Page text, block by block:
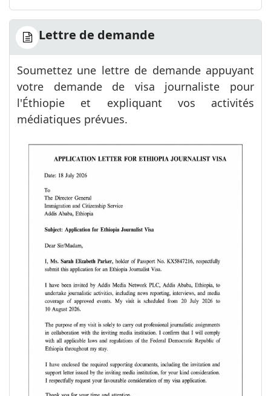
Lettre de demande
Soumettez une lettre de demande appuyant
votre demande de visa journaliste pour
l'Éthiopie et expliquant vos activités
médiatiques prévues.